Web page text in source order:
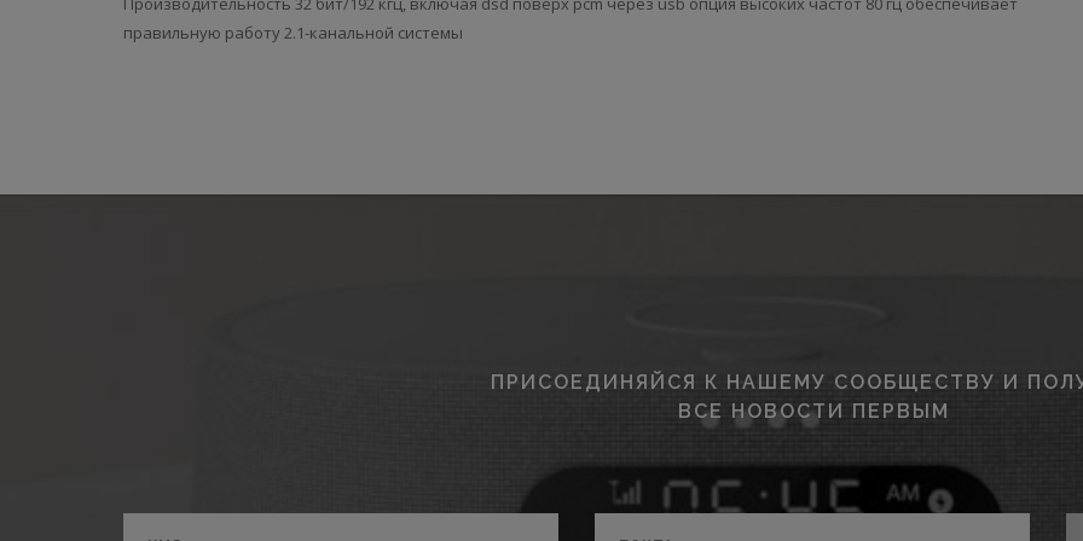
правильную работу 2.1-канальной системы
ПРИСОЕДИНЯЙСЯ К НАШЕМУ СООБЩЕСТВУ И
ВСЕ НОВОСТИ ПЕРВЫМ